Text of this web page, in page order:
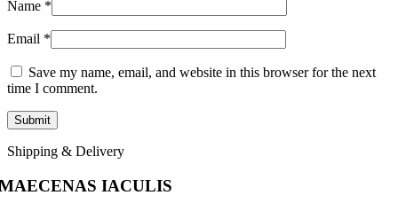
Name *
Email *
Save my name, email, and website in this browser for the next
time I comment.
Shipping & Delivery
IACULIS